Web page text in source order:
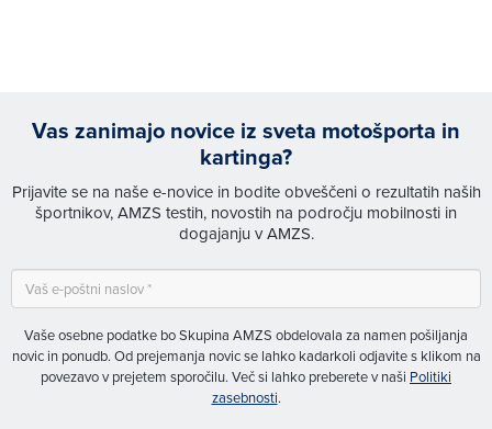
Vas zanimajo novice iz sveta motošporta in
kartinga?
Prijavite se na naše e-novice in bodite obveščeni o rezultatih naših
športnikov, AMZS testih, novostih na področju mobilnosti in
dogajanju v AMZS.
Vaše osebne podatke bo Skupina AMZS obdelovala za namen pošiljanja
novic in ponudb. Od prejemanja novic se lahko kadarkoli odjavite s klikom na
povezavo v prejetem sporočilu. Več si lahko preberete v naši Politiki
zasebnosti.